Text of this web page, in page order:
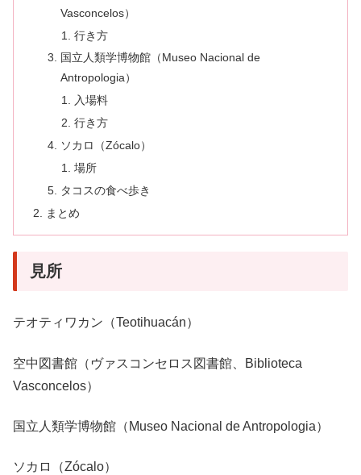
Vasconcelos）
行き方
国立人類学博物館（Museo Nacional de
Antropologia）
入場料
行き方
ソカロ（Zócalo）
場所
タコスの食べ歩き
まとめ
見所
テオティワカン（Teotihuacán）
空中図書館（ヴァスコンセロス図書館、Biblioteca
Vasconcelos）
国立人類学博物館（Museo Nacional de Antropologia）
ソカロ（Zócalo）